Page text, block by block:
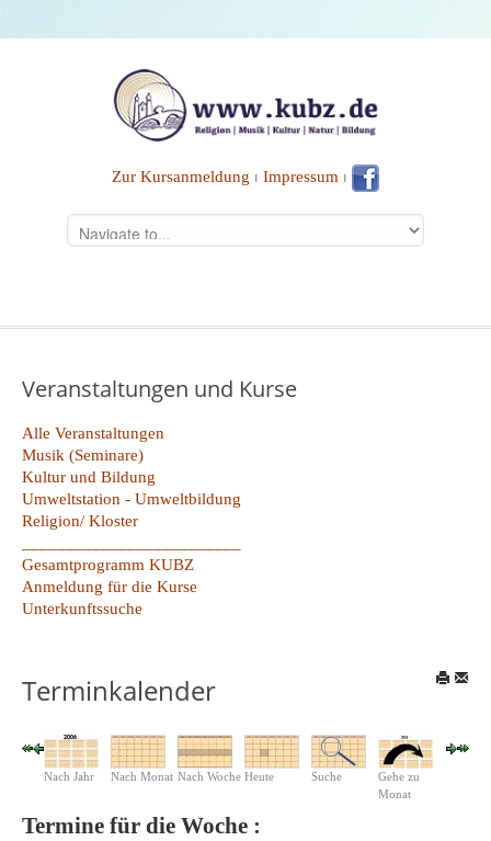
Zur Kursanmeldung ⏐ Impressum ⏐
Veranstaltungen und Kurse
Alle Veranstaltungen
Musik (Seminare)
Kultur und Bildung
Umweltstation - Umweltbildung
Religion/ Kloster
Gesamtprogramm KUBZ
Anmeldung für die Kurse
Unterkunftssuche
Terminkalender
Nach Jahr Nach Monat Nach Woche Heute Suche
Gehe zu
Monat
Termine für die Woche :